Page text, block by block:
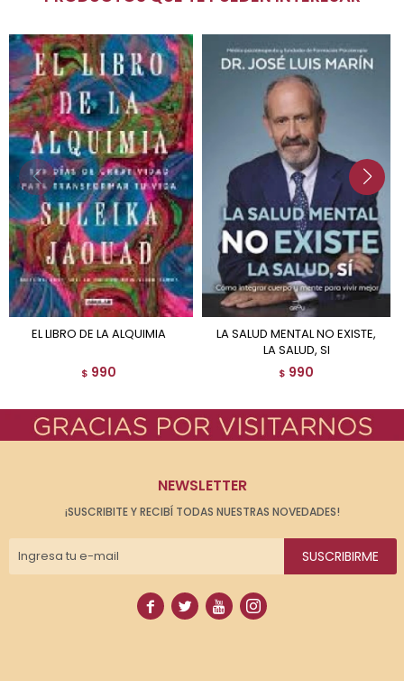
EL LIBRO DE LA ALQUIMIA
$ 990
LA SALUD MENTAL NO EXISTE,
LA SALUD, SI
$ 990
NEWSLETTER
¡SUSCRIBITE Y RECIBÍ TODAS NUESTRAS NOVEDADES!
SUSCRIBIRME
   